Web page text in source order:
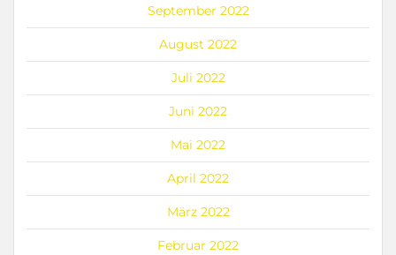
September 2022
August 2022
Juli 2022
Juni 2022
Mai 2022
April 2022
März 2022
Februar 2022